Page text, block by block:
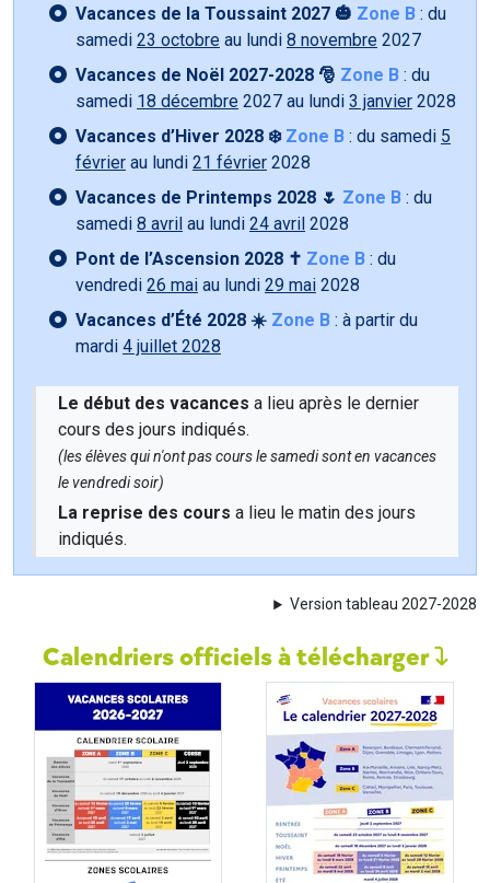
Vacances de la Toussaint 2027 🎃 Zone B : du
samedi 23 octobre au lundi 8 novembre 2027
Vacances de Noël 2027-2028 🎅 Zone B : du
samedi 18 décembre 2027 au lundi 3 janvier 2028
Vacances d’Hiver 2028 ❄️ Zone B : du samedi 5
février au lundi 21 février 2028
Vacances de Printemps 2028 🌷 Zone B : du
samedi 8 avril au lundi 24 avril 2028
Pont de l’Ascension 2028 ✝️ Zone B : du
vendredi 26 mai au lundi 29 mai 2028
Vacances d’Été 2028 ☀️ Zone B : à partir du
mardi 4 juillet 2028
Le début des vacances a lieu après le dernier
cours des jours indiqués.
(les élèves qui n'ont pas cours le samedi sont en vacances
le vendredi soir)
La reprise des cours a lieu le matin des jours
indiqués.
Version tableau 2027-2028
Calendriers officiels à télécharger